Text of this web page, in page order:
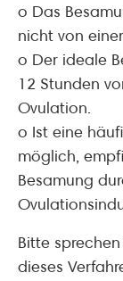
o Das
nicht von
o Der ideale
12 Stunden
Ovulation.
o Ist eine
möglich,
Besamung
Bitte
dieses